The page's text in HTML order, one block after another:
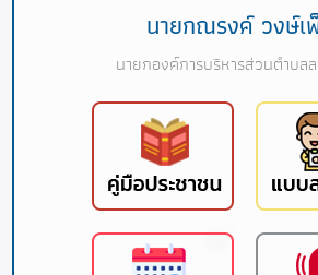
นายกณรงค์ วงษ์เ
นายกองค์การบริหารส่วนตำบล